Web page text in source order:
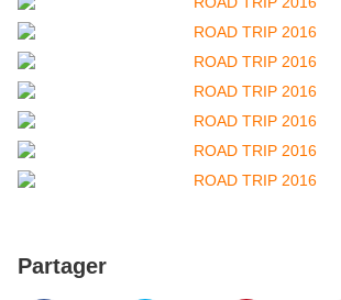
Partager